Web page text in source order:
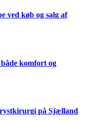
ved køb og salg af
komfort og
på Sjælland